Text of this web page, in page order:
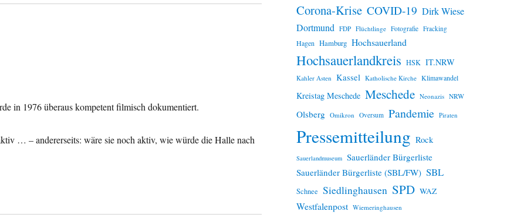
in 1976 überaus kompetent filmisch dokumentiert.
… – andererseits: wäre sie noch aktiv, wie würde die Halle nach
Corona-Krise COVID-19 Dirk Wiese
Dortmund FDP Flüchtlinge Fotografie Fracking
Hagen Hamburg Hochsauerland
Hochsauerlandkreis HSK IT.NRW
Kahler Asten Kassel Katholische Kirche Klimawandel
Kreistag Meschede Meschede Neonazis NRW
Olsberg Omikron Oversum Pandemie Piraten
Pressemitteilung Rock
Sauerlandmuseum Sauerländer Bürgerliste
Sauerländer Bürgerliste (SBL/FW) SBL
Schnee Siedlinghausen SPD WAZ
Westfalenpost Wiemeringhausen